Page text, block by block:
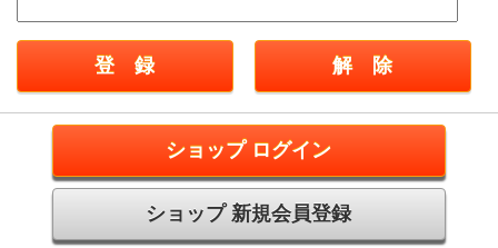
ショップ ログイン
ショップ 新規会員登録